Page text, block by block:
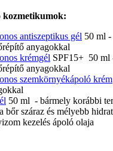
kozmetikumok:
antiszeptikus gél 50 ml
anyagokkal
krémgél SPF15+ 50 ml
anyagokkal
szemkörnyékápoló krém
50 ml - bármely korábbi
bőr száraz és mélyebb
kezelés ápoló olaja